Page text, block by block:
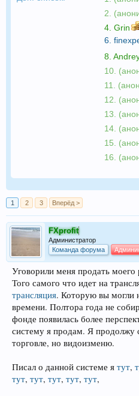
2.
4. Grin
6.
8.
10.
11.
12.
13.
14.
15.
16.
1 2 3 Вперёд >
FXprofit
Администратор
Команда форума
Уговорили меня продать моего
Того самого что идет на
трансляция. Которую вы могли
времени. Полтора года не
фонде появилась более
систему я продам. Я продолжу
торговле, но видоизменю.
Писал о данной системе я тут,
тут, тут, тут, тут, тут,